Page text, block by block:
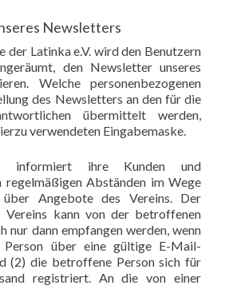
Newsletters
der Latinka e.V. wird den Benutzern
den Newsletter unseres
Welche personenbezogenen
des Newsletters an den für die
übermittelt werden,
verwendeten Eingabemaske.
informiert ihre Kunden und
regelmäßigen Abständen im Wege
Angebote des Vereins. Der
Vereins kann von der betroffenen
nur dann empfangen werden, wenn
über eine gültige E-Mail-
(2) die betroffene Person sich für
registriert. An die von einer